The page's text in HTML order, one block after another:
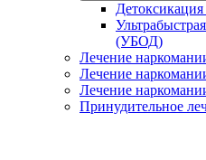
(УБОД)
Лечение
Лечение
Лечение
Принудительное